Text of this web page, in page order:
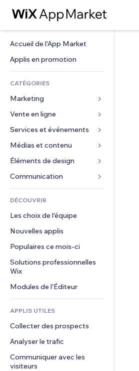
Accueil de l'App Market
Applis en promotion
CATÉGORIES
Marketing
Publicités
Mobile
Données analytiques
Réseaux sociaux
Classement de sites
E-mail
Vente en ligne
Applis pour les boutiques
Expédition et livraison
Boutons Vente
Comptabilité
Coupons et fidélisation
Solutions d'entreposage
Financement participatif
Alimentation et boissons
Services et événements
Hôtels
Événements
Restaurants
Immobilier
Réservations
Médias et contenu
Galerie
Musique
Podcasts
Photographie
Vidéo
PDF
Partage de fichiers
Actualités
Services de contenu
Effets de texte
Éléments de design
Cartes et navigation
Confidentialité
Horloge
Modèles de pages
Effets sur images
Boutons et menus
Bannières et badges
Calculateurs
Rechercher
Formulaires
Sondages
Chat
Commentaires
Téléphone
Communauté
Avis et commentaires
DÉCOUVRIR
Les choix de l'équipe
Nouvelles applis
Populaires ce mois‑ci
Solutions professionnelles
Wix
Modules de l'Éditeur
APPLIS UTILES
Collecter des prospects
Analyser le trafic
Communiquer avec les
visiteurs